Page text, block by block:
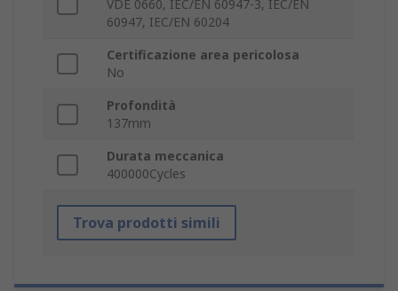
VDE 0660, IEC/EN 60947-3, IEC/EN
60947, IEC/EN 60204
Certificazione area pericolosa
No
Profondità
137mm
Durata meccanica
400000Cycles
Trova prodotti simili